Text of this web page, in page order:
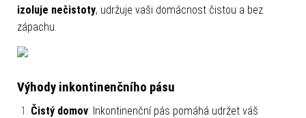
izoluje nečistoty, udržuje vaši domácnost čistou a bez
zápachu.
Výhody inkontinenčního pásu
Čistý domov: Inkontinenční pás pomáhá udržet váš